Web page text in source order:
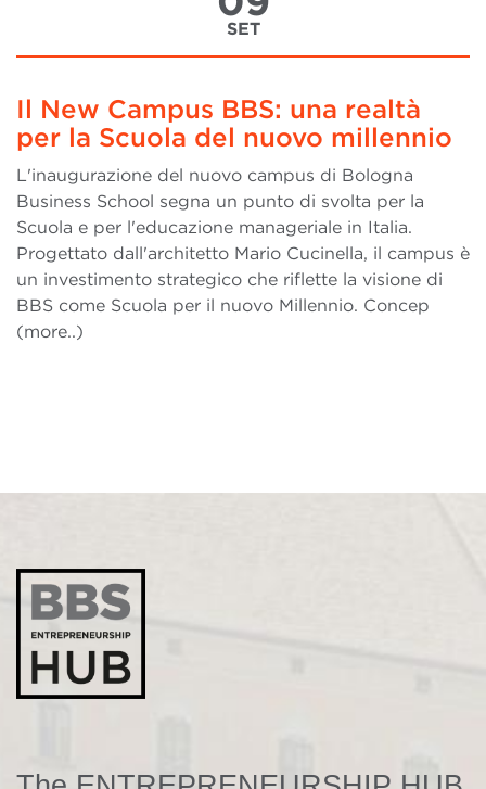
SET
Il New Campus BBS: una realtà
per la Scuola del nuovo millennio
L'inaugurazione del nuovo campus di Bologna
Business School segna un punto di svolta per la
Scuola e per l'educazione manageriale in Italia.
Progettato dall'architetto Mario Cucinella, il campus è
un investimento strategico che riflette la visione di
BBS come Scuola per il nuovo Millennio. Concep
(more..)